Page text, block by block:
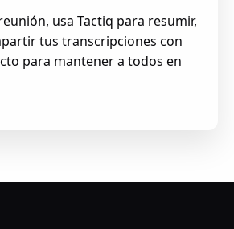
usa Tactiq para resumir,
tus transcripciones con
para mantener a todos en